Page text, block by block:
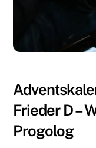
Frieder D –
Progolog